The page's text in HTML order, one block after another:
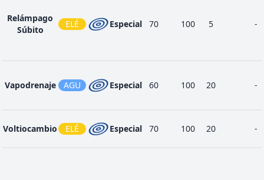
Relámpago
Súbito
ELÉ Especial 70 100 5 -
Vapodrenaje AGU Especial 60 100 20 -
Voltiocambio ELÉ Especial 70 100 20 -